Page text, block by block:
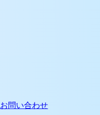
お問い合わせ